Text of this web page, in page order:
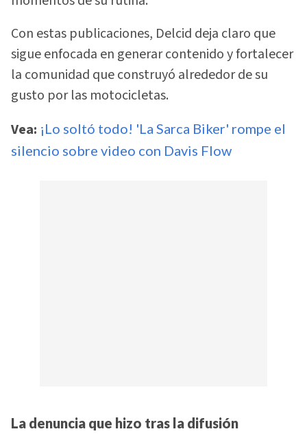
Con estas publicaciones, Delcid deja claro que
sigue enfocada en generar contenido y fortalecer
la comunidad que construyó alrededor de su
gusto por las motocicletas.
Vea: ¡Lo soltó todo! 'La Sarca Biker' rompe el
silencio sobre video con Davis Flow
La denuncia que hizo tras la difusión